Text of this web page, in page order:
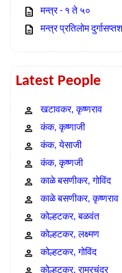
मन्त्र - १ ते ५०
मन्त्र प्रतिलोम
Latest People
खटावकर, कृष्णराव
कंक, कृष्णाजी
कंक, येसाजी
कंक, कृष्णजी
काळे बसणीकर, गोविंद
काळे बसणीकर, कृष्णराव
कोल्हटकर, बळवंत
कोल्हटकर, लक्ष्मण
कोल्हटकर, गोविंद
कोल्हटकर, राम्रचंद्र